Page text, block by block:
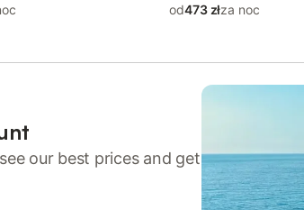
od473 złza noc
our best prices and get